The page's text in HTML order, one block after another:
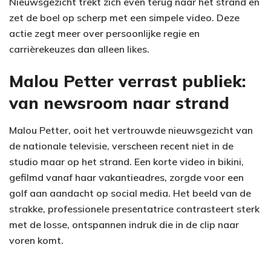
zet de boel op scherp met een simpele video. Deze
actie zegt meer over persoonlijke regie en
carrièrekeuzes dan alleen likes.
Malou Petter verrast publiek:
van newsroom naar strand
Malou Petter, ooit het vertrouwde nieuwsgezicht van
de nationale televisie, verscheen recent niet in de
studio maar op het strand. Een korte video in bikini,
gefilmd vanaf haar vakantieadres, zorgde voor een
golf aan aandacht op social media. Het beeld van de
strakke, professionele presentatrice contrasteert sterk
met de losse, ontspannen indruk die in de clip naar
voren komt.